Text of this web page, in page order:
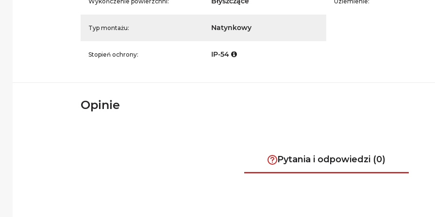
Typ montażu: Natynkowy
Stopień ochrony: IP-54
Opinie
Pytania i odpowiedzi (0)